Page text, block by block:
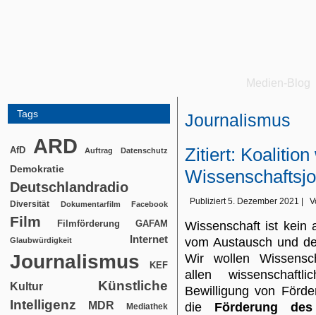
Medien-Blog
Tags
AfD ARD Auftrag Datenschutz
Demokratie
Deutschlandradio
Diversität Dokumentarfilm Facebook
Film Filmförderung GAFAM
Glaubwürdigkeit Internet
Journalismus KEF
Kultur
Künstliche
Intelligenz
MDR Mediathek
Journalismus
Zitiert: Koalition
Publiziert 5. Dezember 2021
Wissenschaft ist kein
vom Austausch und
Wir wollen
allen
Bewilligung von
die Förderung des